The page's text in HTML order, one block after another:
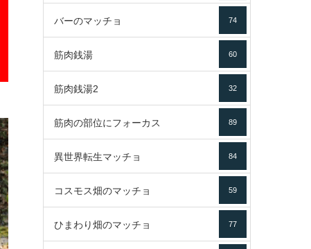
バーのマッチョ 74
筋肉銭湯 60
筋肉銭湯2 32
筋肉の部位にフォーカス 89
異世界転生マッチョ 84
コスモス畑のマッチョ 59
ひまわり畑のマッチョ 77